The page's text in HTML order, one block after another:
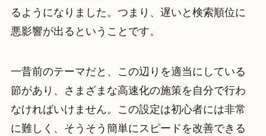
るようになりました。つまり、遅いと検索順位に
悪影響が出るということです。
一昔前のテーマだと、この辺りを適当にしている
節があり、さまざまな高速化の施策を自分で行わ
なければいけません。この設定は初心者には非常
に難しく、そうそう簡単にスピードを改善できる